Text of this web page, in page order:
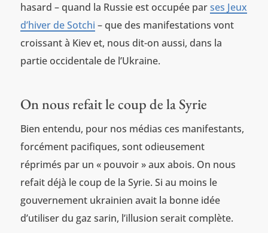
hasard – quand la Russie est occupée parses Jeux
d’hiver de Sotchi – que des manifestations vont
croissant à Kiev et, nous dit-on aussi, dans la
partie occidentale de l’Ukraine.
On nous refait le coup de la Syrie
Bien entendu, pour nos médias ces manifestants,
forcément pacifiques, sont odieusement
réprimés par un « pouvoir » aux abois. On nous
refait déjà le coup de la Syrie. Si au moins le
gouvernement ukrainien avait la bonne idée
d’utiliser du gaz sarin, l’illusion serait complète.